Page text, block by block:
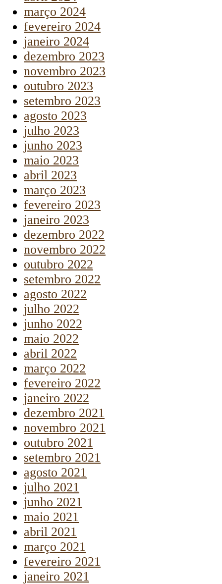
março 2024
fevereiro 2024
janeiro 2024
dezembro 2023
novembro 2023
outubro 2023
setembro 2023
agosto 2023
julho 2023
junho 2023
maio 2023
abril 2023
março 2023
fevereiro 2023
janeiro 2023
dezembro 2022
novembro 2022
outubro 2022
setembro 2022
agosto 2022
julho 2022
junho 2022
maio 2022
abril 2022
março 2022
fevereiro 2022
janeiro 2022
dezembro 2021
novembro 2021
outubro 2021
setembro 2021
agosto 2021
julho 2021
junho 2021
maio 2021
abril 2021
março 2021
fevereiro 2021
janeiro 2021